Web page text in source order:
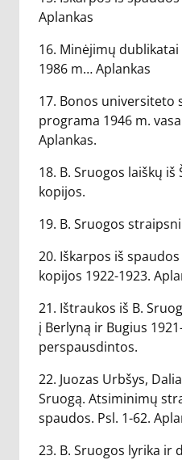
Aplankas
16. Minėjimų
1986 m… Aplankas
17. Bonos universiteto
programa 1946 m.
Aplankas.
18. B. Sruogos laiškų
kopijos.
19. B. Sruogos
20. Iškarpos iš
kopijos 1922-1923.
21. Ištraukos iš B.
į Berlyną ir Bugius
perspausdintos.
22. Juozas Urbšys,
Sruogą. Atsiminimų
spaudos. Psl. 1-62.
23. B. Sruogos lyrika ir